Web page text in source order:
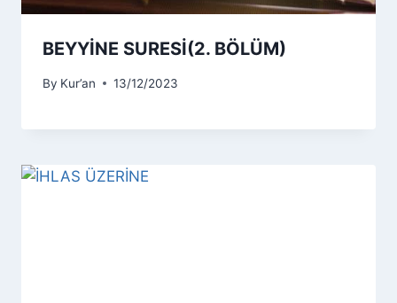
BEYYİNE SURESİ(2. BÖLÜM)
By Kur’an 13/12/2023